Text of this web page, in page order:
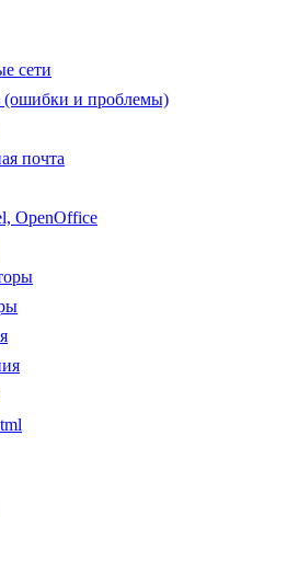
сети
(ошибки и проблемы)
почта
OpenOffice